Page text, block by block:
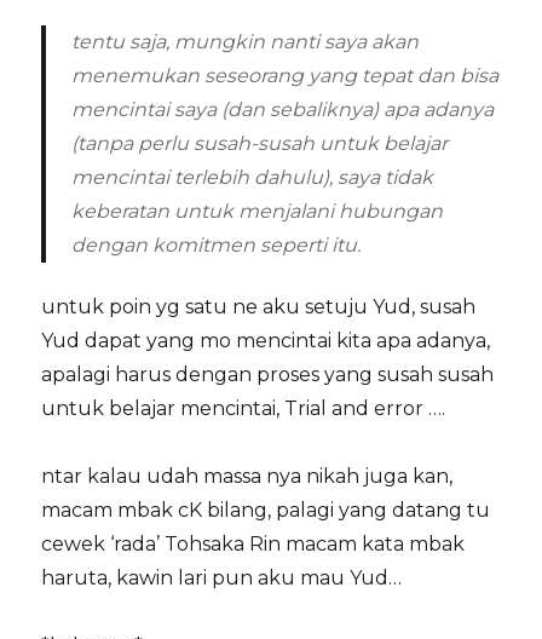
tentu saja, mungkin nanti saya akan
menemukan seseorang yang tepat dan bisa
mencintai saya (dan sebaliknya) apa adanya
(tanpa perlu susah-susah untuk belajar
mencintai terlebih dahulu), saya tidak
keberatan untuk menjalani hubungan
dengan komitmen seperti itu.
untuk poin yg satu ne aku setuju Yud, susah
Yud dapat yang mo mencintai kita apa adanya,
apalagi harus dengan proses yang susah susah
untuk belajar mencintai, Trial and error ….
ntar kalau udah massa nya nikah juga kan,
macam mbak cK bilang, palagi yang datang tu
cewek ‘rada’ Tohsaka Rin macam kata mbak
haruta, kawin lari pun aku mau Yud…